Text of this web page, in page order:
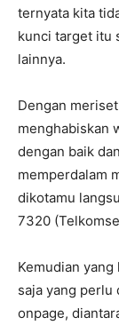
ternyata kita
kunci target itu
lainnya.
Dengan
menghabiskan
dengan baik
memperdalam
dikotamu
7320
Kemudian yang
saja yang perlu
onpage,